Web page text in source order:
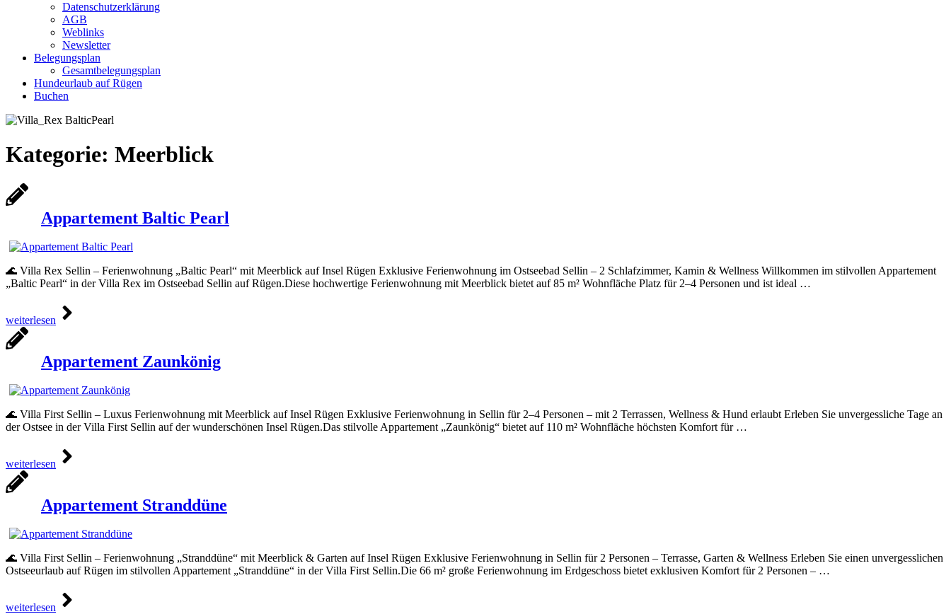
Datenschutzerklärung
AGB
Weblinks
Newsletter
Belegungsplan
Gesamtbelegungsplan
Hundeurlaub auf Rügen
Buchen
Kategorie: Meerblick
Appartement Baltic Pearl
🌊 Villa Rex Sellin – Ferienwohnung „Baltic Pearl“ mit Meerblick auf Insel Rügen Exklusive Ferienwohnung im Ostseebad Sellin – 2 Schlafzimmer, Kamin & Wellness Willkommen im stilvollen Appartement
„Baltic Pearl“ in der Villa Rex im Ostseebad Sellin auf Rügen.Diese hochwertige Ferienwohnung mit Meerblick bietet auf 85 m² Wohnfläche Platz für 2–4 Personen und ist ideal …
weiterlesen
Appartement Zaunkönig
🌊 Villa First Sellin – Luxus Ferienwohnung mit Meerblick auf Insel Rügen Exklusive Ferienwohnung in Sellin für 2–4 Personen – mit 2 Terrassen, Wellness & Hund erlaubt Erleben Sie unvergessliche Tage an
der Ostsee in der Villa First Sellin auf der wunderschönen Insel Rügen.Das stilvolle Appartement „Zaunkönig“ bietet auf 110 m² Wohnfläche höchsten Komfort für …
weiterlesen
Appartement Stranddüne
🌊 Villa First Sellin – Ferienwohnung „Stranddüne“ mit Meerblick & Garten auf Insel Rügen Exklusive Ferienwohnung in Sellin für 2 Personen – Terrasse, Garten & Wellness Erleben Sie einen unvergesslichen
Ostseeurlaub auf Rügen im stilvollen Appartement „Stranddüne“ in der Villa First Sellin.Die 66 m² große Ferienwohnung im Erdgeschoss bietet exklusiven Komfort für 2 Personen – …
weiterlesen